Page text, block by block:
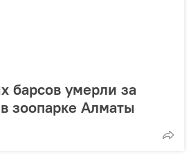
барсов умерли за
зоопарке Алматы